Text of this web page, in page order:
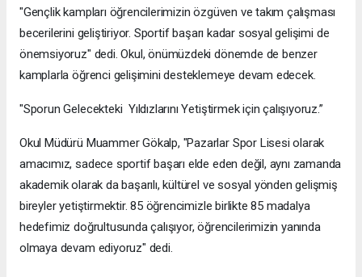
"Gençlik kampları öğrencilerimizin özgüven ve takım çalışması
becerilerini geliştiriyor. Sportif başarı kadar sosyal gelişimi de
önemsiyoruz" dedi. Okul, önümüzdeki dönemde de benzer
kamplarla öğrenci gelişimini desteklemeye devam edecek.
"Sporun Gelecekteki Yıldızlarını Yetiştirmek için çalışıyoruz.”
Okul Müdürü Muammer Gökalp, "Pazarlar Spor Lisesi olarak
amacımız, sadece sportif başarı elde eden değil, aynı zamanda
akademik olarak da başarılı, kültürel ve sosyal yönden gelişmiş
bireyler yetiştirmektir. 85 öğrencimizle birlikte 85 madalya
hedefimiz doğrultusunda çalışıyor, öğrencilerimizin yanında
olmaya devam ediyoruz" dedi.